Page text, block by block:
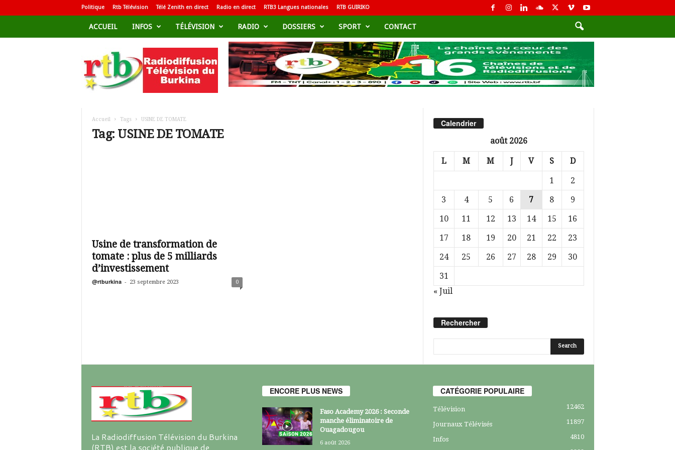
Politique Rtb Télévision Télé Zenith en direct Radio en direct RTB3 Langues nationales RTB GUIRIKO
ACCUEIL INFOS TÉLÉVISION RADIO DOSSIERS SPORT CONTACT
d
i
i
Accueil Tags USINE DE TOMATE
Tag: USINE DE TOMATE
Usine de transformation de
tomate : plus de 5 milliards
d’investissement
@rtburkina - 23 septembre 2023 0
Calendrier
août 2026
L M M J V S D
1
2
3
4 5 6 7 8
9
10
11 12 13 14 15
16
17
18 19 20 21 22
23
24
25 26 27 28 29
30
31
« Juil
Rechercher
La Radiodiffusion Télévision du Burkina
(RTB) est la société publique de
ENCORE PLUS NEWS
Faso Academy 2026 : Seconde
manche éliminatoire de
Ouagadougou
6 août 2026
CATÉGORIE POPULAIRE
Télévision 12462
Journaux Télévisés 11897
Infos
4810